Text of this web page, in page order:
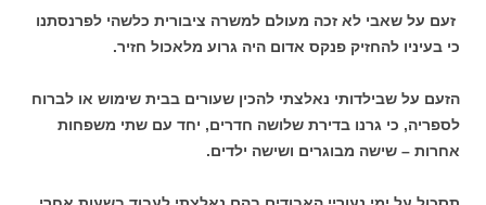
זעם על שאבי לא זכה מעולם למשרה ציבורית כלשהי לפרנסתנו
כי בעיניו להחזיק פנקס אדום היה גרוע מלאכול חזיר.
הזעם על שבילדותי נאלצתי להכין שעורים בבית שימוש או לברוח
לספריה, כי גרנו בדירת שלושה חדרים, יחד עם שתי משפחות
אחרות – שישה מבוגרים ושישה ילדים.